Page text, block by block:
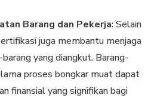
Barang dan Pekerja: Selain
juga membantu menjaga
yang diangkut. Barang-
proses bongkar muat dapat
finansial yang signifikan bagi